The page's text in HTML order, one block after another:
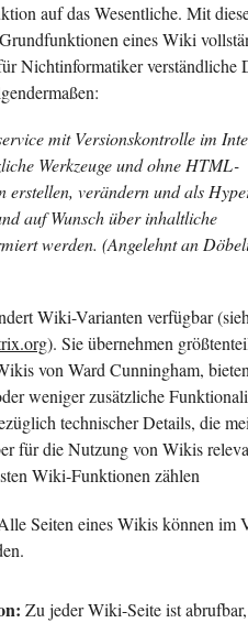
auf das Wesentliche. Mit
eines Wiki
Nichtinformatiker verständliche
mit Versionskontrolle im
Werkzeuge und ohne HTML-
erstellen, verändern und als
auf Wunsch über inhaltliche
werden. (Angelehnt an
Wiki-Varianten verfügbar
). Sie übernehmen
von Ward Cunningham,
weniger zusätzliche
technischer Details, die
für die Nutzung von Wikis
Wiki-Funktionen zählen
Seiten eines Wikis können im
Zu jeder Wiki-Seite ist